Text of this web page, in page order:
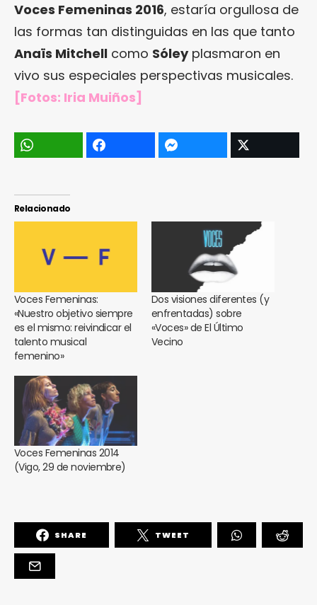
Voces Femeninas 2016, estaría orgullosa de
las formas tan distinguidas en las que tanto
Anaïs Mitchell como Sóleyplasmaron en
vivo sus especiales perspectivas musicales.
[Fotos: Iria Muiños]
Relacionado
Voces Femeninas:
«Nuestro objetivo siempre
es el mismo: reivindicar el
talento musical
femenino»
Dos visiones diferentes (y
enfrentadas) sobre
«Voces» de El Último
Vecino
Voces Femeninas 2014
(Vigo, 29 de noviembre)
SHARE TWEET
¿Te gusta fantasticmag.es?
Pues, ahora que esta web está inactiva,